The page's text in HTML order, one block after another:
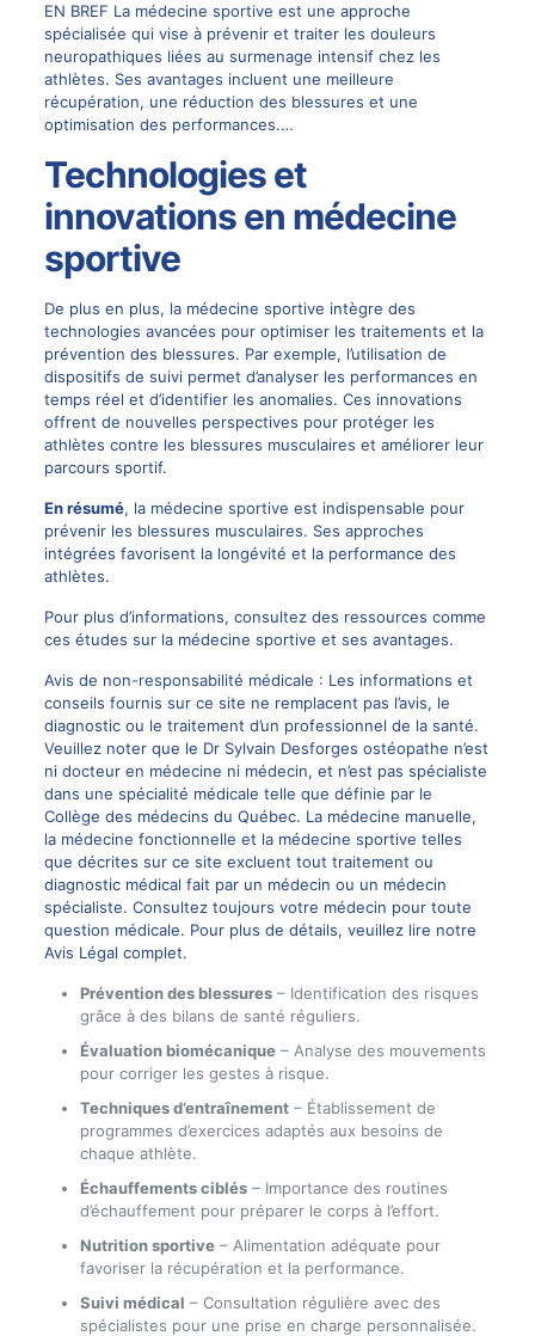
EN BREF La médecine sportive est une approche
spécialisée qui vise à prévenir et traiter les douleurs
neuropathiques liées au surmenage intensif chez les
athlètes. Ses avantages incluent une meilleure
récupération, une réduction des blessures et une
optimisation des performances.…
Technologies et
innovations en médecine
sportive
De plus en plus, la médecine sportive intègre des
technologies avancées pour optimiser les traitements et la
prévention des blessures. Par exemple, l’utilisation de
dispositifs de suivi permet d’analyser les performances en
temps réel et d’identifier les anomalies. Ces innovations
offrent de nouvelles perspectives pour protéger les
athlètes contre les blessures musculaires et améliorer leur
parcours sportif.
En résumé, la médecine sportive est indispensable pour
prévenir les blessures musculaires. Ses approches
intégrées favorisent la longévité et la performance des
athlètes.
Pour plus d’informations, consultez des ressources comme
ces études sur la médecine sportive et ses avantages.
Avis de non-responsabilité médicale : Les informations et
conseils fournis sur ce site ne remplacent pas l’avis, le
diagnostic ou le traitement d’un professionnel de la santé.
Veuillez noter que le Dr Sylvain Desforges ostéopathe n’est
ni docteur en médecine ni médecin, et n’est pas spécialiste
dans une spécialité médicale telle que définie par le
Collège des médecins du Québec. La médecine manuelle,
la médecine fonctionnelle et la médecine sportive telles
que décrites sur ce site excluent tout traitement ou
diagnostic médical fait par un médecin ou un médecin
spécialiste. Consultez toujours votre médecin pour toute
question médicale. Pour plus de détails, veuillez lire notre
Avis Légal complet.
Prévention des blessures– Identification des risques
grâce à des bilans de santé réguliers.
Évaluation biomécanique– Analyse des mouvements
pour corriger les gestes à risque.
Techniques d’entraînement– Établissement de
programmes d’exercices adaptés aux besoins de
chaque athlète.
Échauffements ciblés– Importance des routines
d’échauffement pour préparer le corps à l’effort.
Nutrition sportive– Alimentation adéquate pour
favoriser la récupération et la performance.
Suivi médical – Consultation régulière avec des
spécialistes pour une prise en charge personnalisée.